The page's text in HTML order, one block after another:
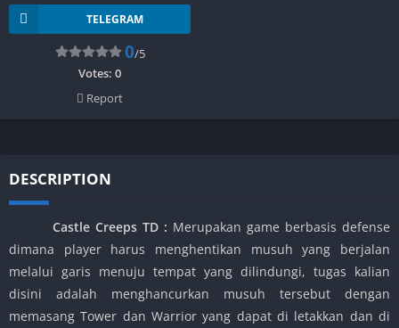
TELEGRAM
0/5
Votes: 0
Report
DESCRIPTION
Castle Creeps TD : Merupakan game berbasis defense
dimana player harus menghentikan musuh yang berjalan
melalui garis menuju tempat yang dilindungi, tugas kalian
disini adalah menghancurkan musuh tersebut dengan
memasang Tower dan Warrior yang dapat di letakkan dan di